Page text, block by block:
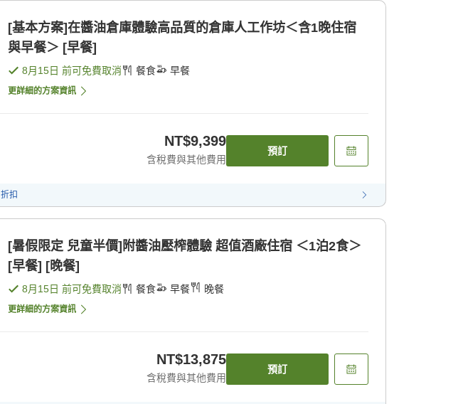
[基本方案]在醬油倉庫體驗高品質的倉庫人工作坊＜含1晚住宿
與早餐＞ [早餐]
8月15日 前可免費取消 餐食 早餐
更詳細的方案資訊
NT$9,399
含稅費與其他費用
預訂
折扣
[暑假限定 兒童半價]附醬油壓榨體驗 超值酒廠住宿 ＜1泊2食＞
[早餐] [晚餐]
8月15日 前可免費取消 餐食 早餐 晚餐
更詳細的方案資訊
NT$13,875
含稅費與其他費用
預訂